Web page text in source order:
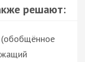
решают: